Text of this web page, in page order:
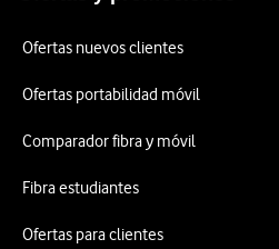
Ofertas nuevos clientes
Ofertas portabilidad móvil
Comparador fibra y móvil
Fibra estudiantes
Ofertas para clientes